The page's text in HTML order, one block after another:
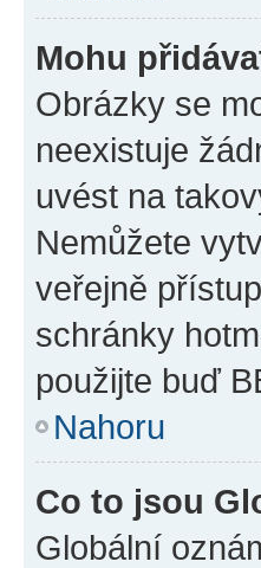
Mohu
Obrázky se
neexistuje
uvést na
Nemůžete
veřejně
schránky
použijte buď
Nahoru
Co to jsou
Globální